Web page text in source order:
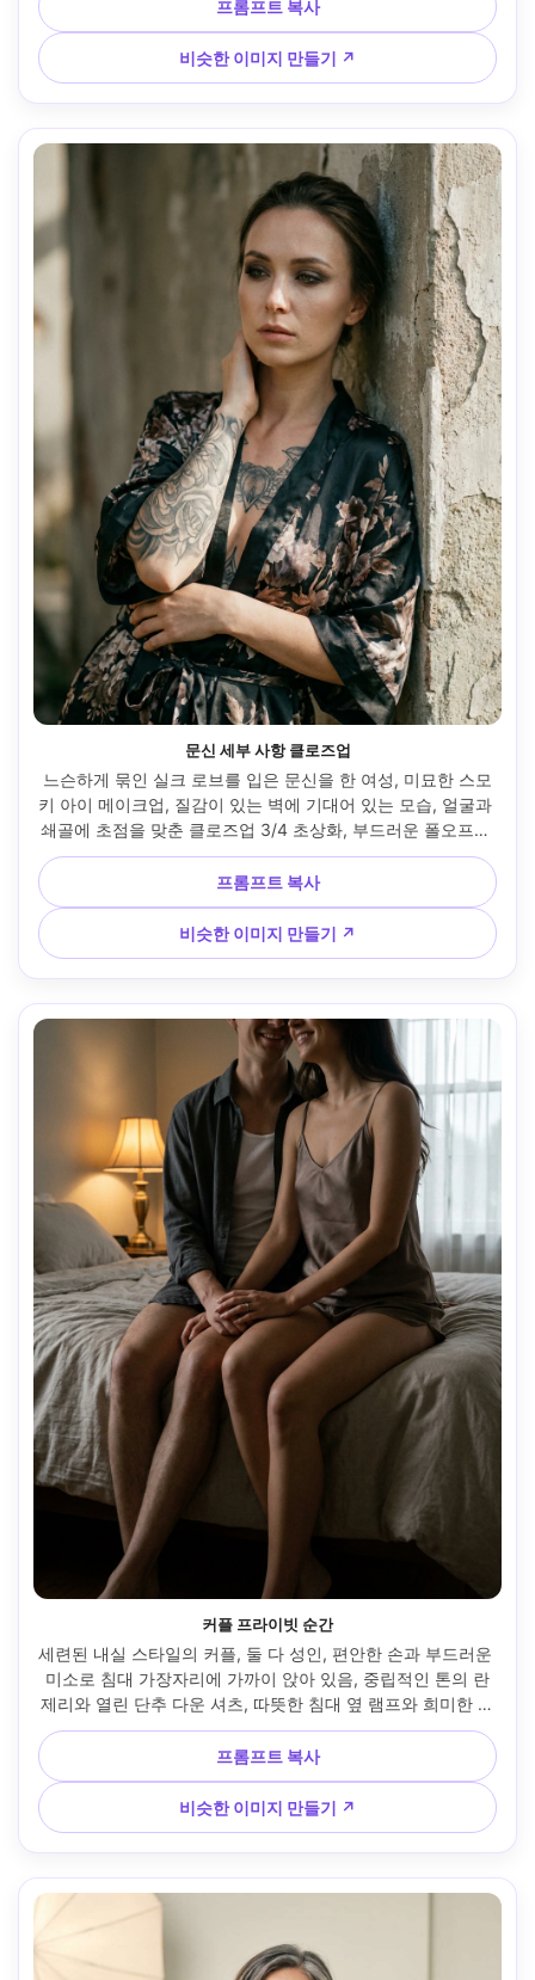
밀하지만 세련된 분위기, 사실적인 원단 디테일과 모공, 깔끔
한 배경, 고급 편집 조명, 선명한 초점 --ar 4:5
프롬프트 복사
비슷한 이미지 만들기 ↗
문신 세부 사항 클로즈업
느슨하게 묶인 실크 로브를 입은 문신을 한 여성, 미묘한 스모
키 아이 메이크업, 질감이 있는 벽에 기대어 있는 모습, 얼굴과
쇄골에 초점을 맞춘 클로즈업 3/4 초상화, 부드러운 폴오프가
있는 방향성 측면 조명, Nikon Z7 II, 85mm f/1.8, 얕은 피사
계, 음소거 시네마틱 그레이딩, 자연스러운 피부 질감, 플라스
틱 스무딩 없음, 고해상도 --ar 4:5
프롬프트 복사
비슷한 이미지 만들기 ↗
커플 프라이빗 순간
세련된 내실 스타일의 커플, 둘 다 성인, 편안한 손과 부드러운
미소로 침대 가장자리에 가까이 앉아 있음, 중립적인 톤의 란
제리와 열린 단추 다운 셔츠, 따뜻한 침대 옆 램프와 희미한 창
문 필러, 후지필름 GFX 100S, 63mm f/2.8, 허리 위로 올라가
는 구도, 친밀하고 존중하는 분위기, 사실적인 피부 톤, 자연스
러운 그림자, 편집 마감, 부드러운 영화 조명 --ar 4:5
프롬프트 복사
비슷한 이미지 만들기 ↗